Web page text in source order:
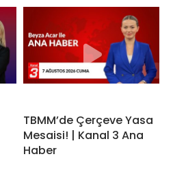
TBMM’de Çerçeve Yasa
Mesaisi! | Kanal 3 Ana
Haber